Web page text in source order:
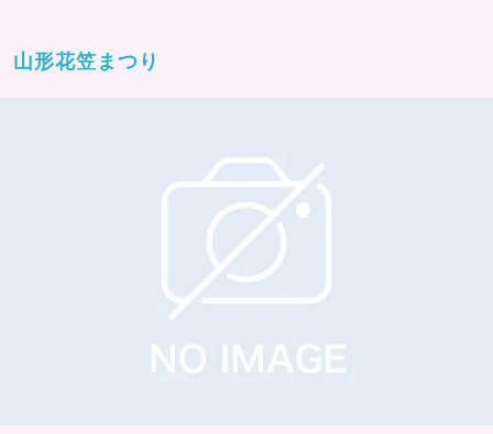
山形花笠まつり